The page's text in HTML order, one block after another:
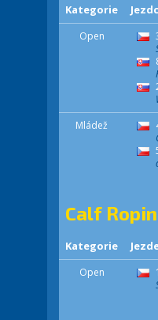
Kategorie
Open
Mládež
Calf
Kategorie
Open